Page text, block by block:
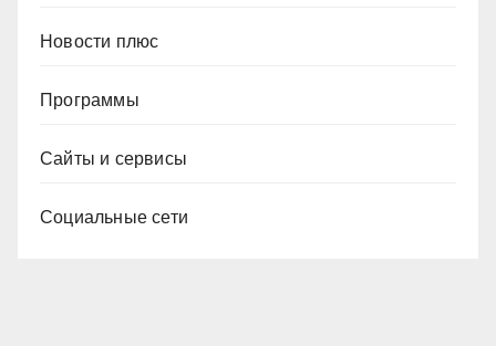
Новости плюс
Программы
Сайты и сервисы
Социальные сети